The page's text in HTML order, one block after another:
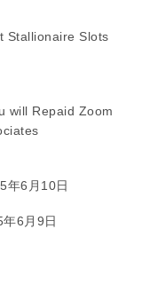
Stallionaire Slots
will Repaid Zoom
年6月10日
6月9日